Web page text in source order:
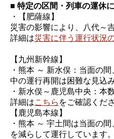
■ 特定の区間・列車の運休
・【肥薩線】
災害の影響により、八代～
詳細は災害に伴う運行状況
【九州新幹線】
・熊本 ～ 新水俣：当面の
中の運行再開は困難な見込み
・新水俣～鹿児島中央：本
詳細はこちら をご確認くださ
【鹿児島本線】
・熊本 ～ 宇土間は当面の
を減らして運行しています。